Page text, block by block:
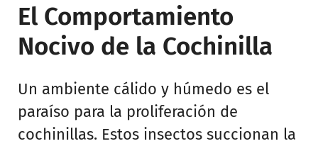
El Comportamiento
Nocivo de la Cochinilla
Un ambiente cálido y húmedo es el
paraíso para la proliferación de
cochinillas. Estos insectos succionan la